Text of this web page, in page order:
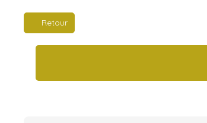
Retour